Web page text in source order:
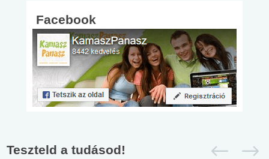
Facebook
Teszteld a tudásod!